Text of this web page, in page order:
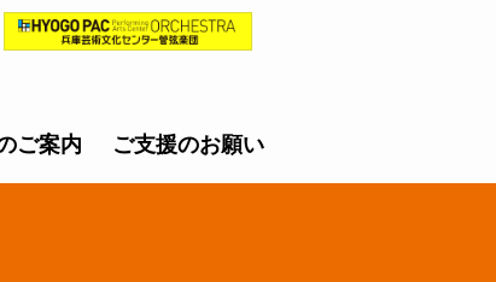
ご案内 ご支援のお願い